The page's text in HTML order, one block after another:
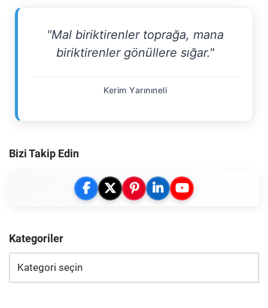
"Mal biriktirenler toprağa, mana
biriktirenler gönüllere sığar."
Kerim Yarınıneli
Bizi Takip Edin
Kategoriler